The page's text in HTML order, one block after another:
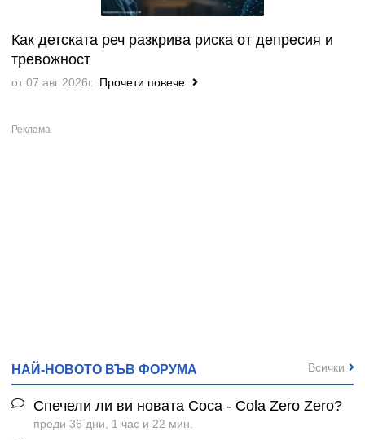
Как детската реч разкрива риска от депресия и
тревожност
от 07 авг 2026г. Прочети повече
НАЙ-НОВОТО ВЪВ ФОРУМА
Спечели ли ви новата Coca - Cola Zero Zero?
преди 36 дни, 1 час и 22 мин.
Всички